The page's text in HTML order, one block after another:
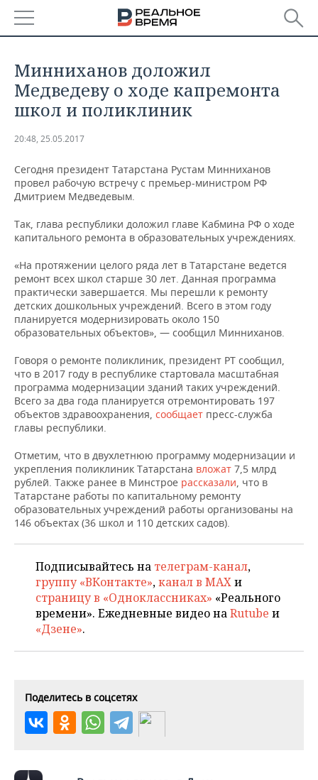
БАШКОРТОСТАН
ТАТАРСТАН
НОВОСТИ
АНАЛИТИКА
ДЕКЛАРАЦИИ О ДОХОДАХ
ВУЗЫ ТАТАРСТАНА
КОМУ ПРИНАДЛЕЖАТ
ТОРГОВЫЕ ЦЕНТРЫ
ТАТАРСТАНА
НОВОСТИ ЭКОНОМИКИ
БЮДЖЕТ
ИНВЕСТИЦИИ
ПРОМЫШЛЕННОСТЬ
ПРОМЫШЛЕННОСТИ
МАШИНОСТРОЕНИЕ
НЕФТЕХИМИЯ
НЕФТЬ
ОПК
ЭНЕРГЕТИКА
НОВОСТИ НЕДВИЖИМОСТИ
НОВОСТИ АВТО
БИЗНЕС
НОВОСТИ БИЗНЕСА
ТРАНСПОРТ
УСЛУГИ
ТЕХНОЛОГИИ
IT
МЕДИА
НОВОСТИ МЕРОПРИЯТИЙ
ВЫЕЗДНАЯ РЕДАКЦИЯ
ONLINE-КОНФЕРЕНЦИИ
ОТКРЫТАЯ ЛЕКЦИЯ
СПОРТ
НОВОСТИ СПОРТА
ХОККЕЙ
БАСКЕТБОЛ
ВОЛЕЙБОЛ
КИБЕРСПОРТ
ФИГУРНОЕ КАТАНИЕ
ВОДНЫЕ ВИДЫ СПОРТА
ОБЩЕСТВО
ВЛАСТЬ
ИНФРАСТРУКТУРА
ИСТОРИЯ
КУЛЬТУРА
МЕДИЦИНА
ОБРАЗОВАНИЕ
СЮЖЕТЫ
СПРАВОЧНИК
СПИСОК ПЕРСОН
СПИСОК КОМПАНИЙ
ПОЛНАЯ ВЕРСИЯ
Минниханов доложил
Медведеву о ходе капремонта
школ и поликлиник
20:48, 25.05.2017
Сегодня президент Татарстана Рустам Минниханов
провел рабочую встречу с премьер-министром РФ
Дмитрием Медведевым.
Так, глава республики доложил главе Кабмина РФ о ходе
капитального ремонта в образовательных учреждениях.
«На протяжении целого ряда лет в Татарстане ведется
ремонт всех школ старше 30 лет. Данная программа
практически завершается. Мы перешли к ремонту
детских дошкольных учреждений. Всего в этом году
планируется модернизировать около 150
образовательных объектов», — сообщил Минниханов.
Говоря о ремонте поликлиник, президент РТ сообщил,
что в 2017 году в республике стартовала масштабная
программа модернизации зданий таких учреждений.
Всего за два года планируется отремонтировать 197
объектов здравоохранения, сообщает пресс-служба
главы республики.
Отметим, что в двухлетнюю программу модернизации и
укрепления поликлиник Татарстана вложат 7,5 млрд
рублей. Также ранее в Минстрое рассказали, что в
Татарстане работы по капитальному ремонту
образовательных учреждений работы организованы на
146 объектах (36 школ и 110 детских садов).
Подписывайтесь на телеграм-канал,
группу «ВКонтакте»,канал в MAXи
страницу в «Одноклассниках» «Реального
времени». Ежедневные видео наRutube и
«Дзене».
Поделитесь в соцсетях